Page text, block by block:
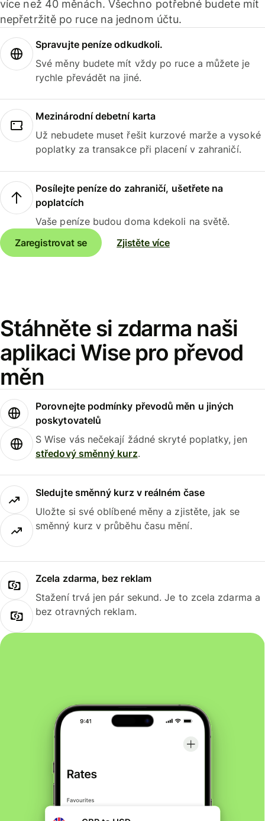
více než 40 měnách. Všechno potřebné budete mít
nepřetržitě po ruce na jednom účtu.
Spravujte peníze odkudkoli.
Své měny budete mít vždy po ruce a můžete je
rychle převádět na jiné.
Mezinárodní debetní karta
Už nebudete muset řešit kurzové marže a vysoké
poplatky za transakce při placení v zahraničí.
Posílejte peníze do zahraničí, ušetřete na
poplatcích
Vaše peníze budou doma kdekoli na světě.
Zaregistrovat se
Zjistěte více
Stáhněte si zdarma naši
aplikaci Wise pro převod
měn
Porovnejte podmínky převodů měn u jiných
poskytovatelů
S Wise vás nečekají žádné skryté poplatky, jen
středový směnný kurz.
Sledujte směnný kurz v reálném čase
Uložte si své oblíbené měny a zjistěte, jak se
směnný kurz v průběhu času mění.
Zcela zdarma, bez reklam
Stažení trvá jen pár sekund. Je to zcela zdarma a
bez otravných reklam.